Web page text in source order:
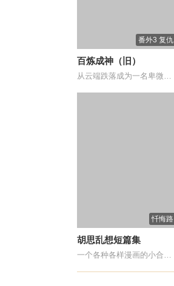
番外3 复仇
百炼成神（旧）
忏悔路
胡思乱想短篇集